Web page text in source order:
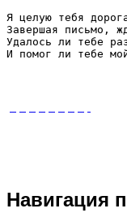
Я целую тебя
Завершая письмо,
Удалось ли тебе
И помог ли тебе
Навигация